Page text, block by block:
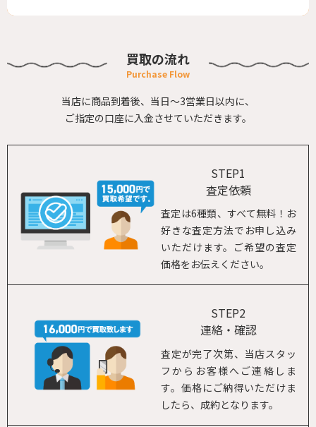
買取の流れ
当店に商品到着後、当日～3営業日以内に、
ご指定の口座に入金させていただきます。
STEP1
査定依頼
査定は6種類、すべて無料！お
好きな査定方法でお申し込み
いただけます。ご希望の査定
価格をお伝えください。
STEP2
連絡・確認
査定が完了次第、当店スタッ
フからお客様へご連絡しま
す。価格にご納得いただけま
したら、成約となります。